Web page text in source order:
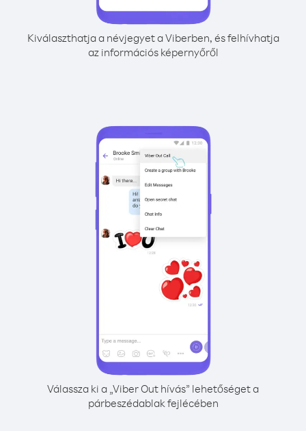
Kiválaszthatja a névjegyet a Viberben, és felhívhatja
az információs képernyőről
Válassza ki a „Viber Out hívás” lehetőséget a
párbeszédablak fejlécében